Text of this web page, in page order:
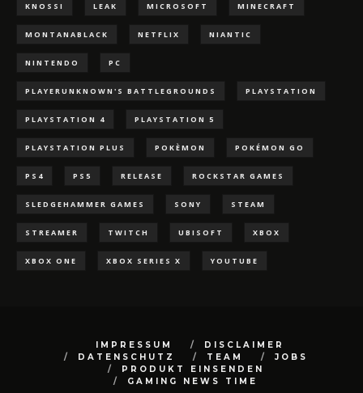
KNOSSI LEAK MICROSOFT MINECRAFT
MONTANABLACK NETFLIX NIANTIC
NINTENDO PC
PLAYERUNKNOWN'S BATTLEGROUNDS PLAYSTATION
PLAYSTATION 4 PLAYSTATION 5
PLAYSTATION PLUS POKÈMON POKÉMON GO
PS4 PS5 RELEASE ROCKSTAR GAMES
SLEDGEHAMMER GAMES SONY STEAM
STREAMER TWITCH UBISOFT XBOX
XBOX ONE XBOX SERIES X YOUTUBE
IMPRESSUM
DISCLAIMER
DATENSCHUTZ
TEAM
JOBS
PRODUKT EINSENDEN
GAMING NEWS TIME